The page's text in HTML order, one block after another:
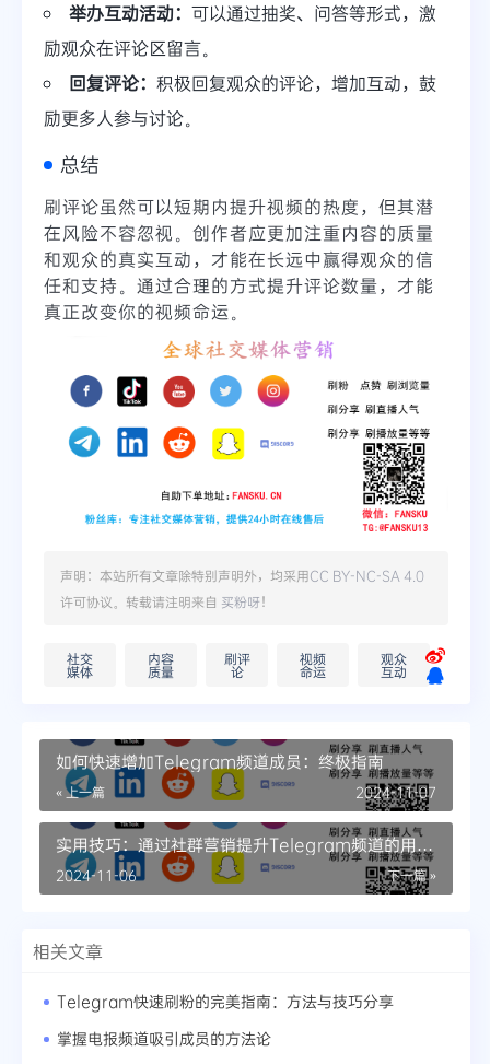
举办互动活动： 可以通过抽奖、问答等形式，激
励观众在评论区留言。
回复评论： 积极回复观众的评论，增加互动，鼓
励更多人参与讨论。
总结
刷评论虽然可以短期内提升视频的热度，但其潜
在风险不容忽视。创作者应更加注重内容的质量
和观众的真实互动，才能在长远中赢得观众的信
任和支持。通过合理的方式提升评论数量，才能
真正改变你的视频命运。
声明：本站所有文章除特别声明外，均采用CC BY-NC-SA 4.0
许可协议。转载请注明来自 买粉呀！
社交
媒体
内容
质量
刷评
论
视频
命运
观众
互动
如何快速增加Telegram频道成员：终极指南
« 上一篇 2024-11-07
实用技巧：通过社群营销提升Telegram频道的用户
参与度
下一篇 »
2024-11-06
相关文章
Telegram快速刷粉的完美指南：方法与技巧分享
掌握电报频道吸引成员的方法论